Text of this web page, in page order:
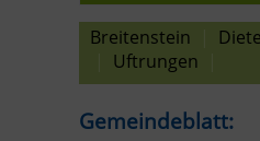
Breitenstein
Uftrungen
Gemeindeblatt: